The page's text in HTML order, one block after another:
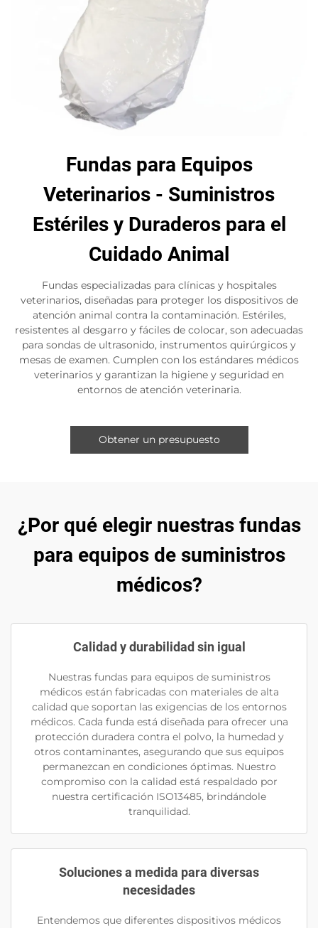
Fundas para Equipos
Veterinarios - Suministros
Estériles y Duraderos para el
Cuidado Animal
Fundas especializadas para clínicas y hospitales
veterinarios, diseñadas para proteger los dispositivos de
atención animal contra la contaminación. Estériles,
resistentes al desgarro y fáciles de colocar, son adecuadas
para sondas de ultrasonido, instrumentos quirúrgicos y
mesas de examen. Cumplen con los estándares médicos
veterinarios y garantizan la higiene y seguridad en
entornos de atención veterinaria.
Obtener un presupuesto
¿Por qué elegir nuestras fundas
para equipos de suministros
médicos?
Calidad y durabilidad sin igual
Nuestras fundas para equipos de suministros
médicos están fabricadas con materiales de alta
calidad que soportan las exigencias de los entornos
médicos. Cada funda está diseñada para ofrecer una
protección duradera contra el polvo, la humedad y
otros contaminantes, asegurando que sus equipos
permanezcan en condiciones óptimas. Nuestro
compromiso con la calidad está respaldado por
nuestra certificación ISO13485, brindándole
tranquilidad.
Soluciones a medida para diversas
necesidades
Entendemos que diferentes dispositivos médicos